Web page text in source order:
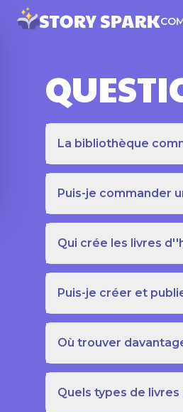
La bibliothèque
Puis-je commander
Qui crée les livres
Puis-je créer et
Où trouver
Quels types de